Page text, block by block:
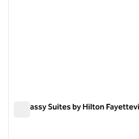
Embassy Suites by Hilton